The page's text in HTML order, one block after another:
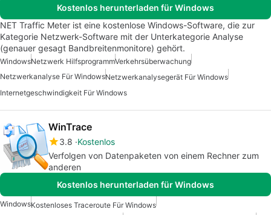
Kostenlos herunterladen für Windows
NET Traffic Meter ist eine kostenlose Windows-Software, die zur
Kategorie Netzwerk-Software mit der Unterkategorie Analyse
(genauer gesagt Bandbreitenmonitore) gehört.
WindowsNetzwerk HilfsprogrammVerkehrsüberwachung
Netzwerkanalyse Für WindowsNetzwerkanalysegerät Für Windows
Internetgeschwindigkeit Für Windows
WinTrace
3.8 Kostenlos
Verfolgen von Datenpaketen von einem Rechner zum
anderen
Kostenlos herunterladen für Windows
WindowsKostenloses Traceroute Für Windows